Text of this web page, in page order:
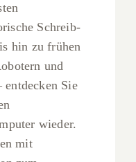
Schreib-
hin zu frühen
und
Sie
wieder.
mit